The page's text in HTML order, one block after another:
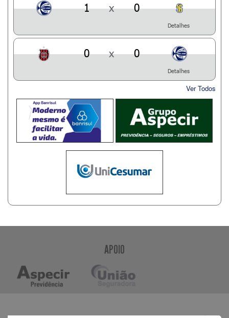
1 x 0
Detalhes
0 x 0
Detalhes
Ver Todos
APOIO